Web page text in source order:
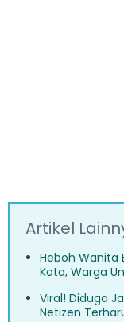
Artikel
Heboh Wanita
Kota, Warga
Viral! Diduga
Netizen